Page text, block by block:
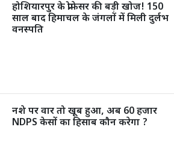
होशियारपुर के प्रोफेसर की बड़ी खोज! 150
साल बाद हिमाचल के जंगलों में मिली दुर्लभ
वनस्पति
नशे पर वार तो खूब हुआ, अब 60 हजार
NDPS केसों का हिसाब कौन करेगा ?